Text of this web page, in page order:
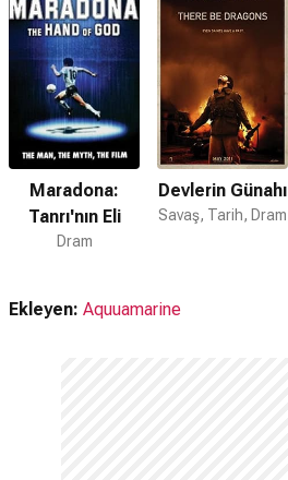
Maradona:
Tanrı'nın Eli
Dram
Devlerin Günahı
Savaş, Tarih, Dram
Ekleyen: Aquuamarine